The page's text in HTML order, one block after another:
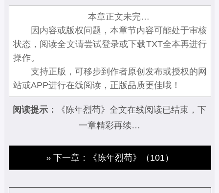
本章正文未完…
因内容或版权问题，本章节内容可能处于审核
状态，阅读全文请尝试登录或下载TXT全本再进行
操作。
支持正版，可移步到作者原创发布或授权的网
站或APP进行在线阅读，正版品质更佳哦！
阅读提示：
《陈年烈苟》全文在线阅读已结束，下
一章精彩再续…
» 下一章：《陈年烈苟》（101）